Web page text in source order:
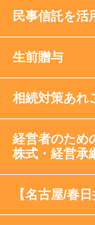
民事信託を活
生前贈与
相続対策あれ
経営者のため
株式・経営承
【名古屋/春